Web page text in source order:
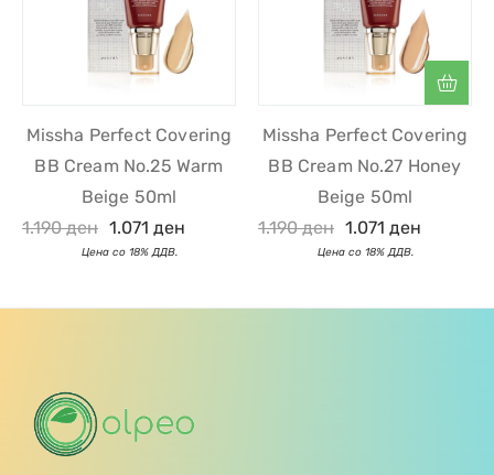
Missha Perfect Covering
BB Cream No.25 Warm
Beige 50ml
1.190ден 1.071 ден
Missha Perfect Covering
BB Cream No.27 Honey
Beige 50ml
1.190ден 1.071 ден